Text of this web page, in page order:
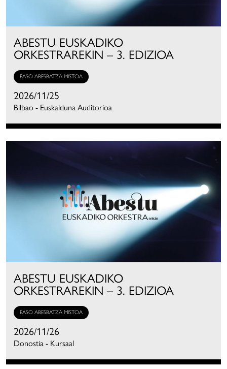
ABESTU EUSKADIKO
ORKESTRAREKIN – 3. EDIZIOA
EASO ABESBATZA MISTOA
2026/11/25
Bilbao - Euskalduna Auditorioa
ABESTU EUSKADIKO
ORKESTRAREKIN – 3. EDIZIOA
EASO ABESBATZA MISTOA
2026/11/26
Donostia - Kursaal